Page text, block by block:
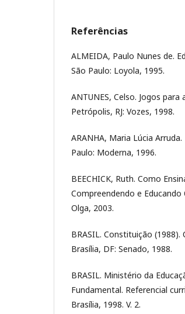
Referências
ALMEIDA, Paulo Nunes de.
São Paulo: Loyola, 1995.
ANTUNES, Celso. Jogos
Petrópolis, RJ: Vozes, 1998.
ARANHA, Maria Lúcia
Paulo: Moderna, 1996.
BEECHICK, Ruth. Como
Compreendendo e Educando
Olga, 2003.
BRASIL. Constituição
Brasília, DF: Senado, 1988.
BRASIL. Ministério da
Fundamental. Referencial
Brasília, 1998. V. 2.